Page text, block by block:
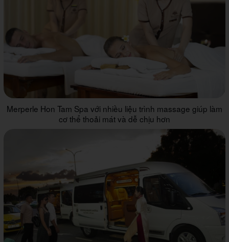
Merperle Hon Tam Spa với nhiều liệu trình massage giúp làm
cơ thể thoải mát và dễ chịu hơn